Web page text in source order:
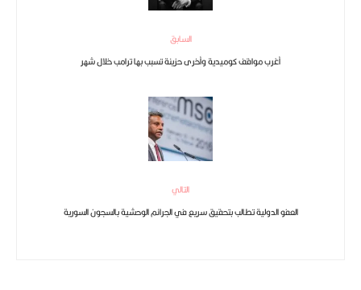
السابق
أغرب مواقف كوميدية وأخرى حزينة تسبب بها ترامب خلال شهر
التالي
العفو الدولية تطالب بتحقيق سريع في الجرائم الوحشية بالسجون السورية